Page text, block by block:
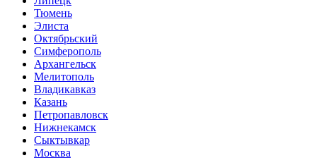
Тюмень
Элиста
Октябрьский
Симферополь
Архангельск
Мелитополь
Владикавказ
Казань
Петропавловск
Нижнекамск
Сыктывкар
Москва